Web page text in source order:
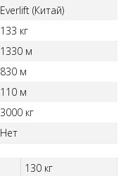
Everlift (Китай)
133 кг
1330 м
830 м
110 м
3000 кг
Нет
130 кг